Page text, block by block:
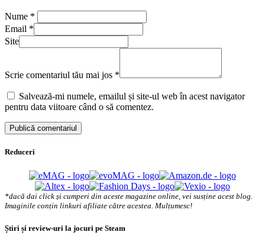
Nume *
Email *
Site
Scrie comentariul tău mai jos *
Salvează-mi numele, emailul și site-ul web în acest navigator
pentru data viitoare când o să comentez.
Reduceri
*dacă dai click și cumperi din aceste magazine online, vei susține acest blog.
Imaginile conțin linkuri afiliate către acestea. Mulțumesc!
Știri și review-uri la jocuri pe Steam